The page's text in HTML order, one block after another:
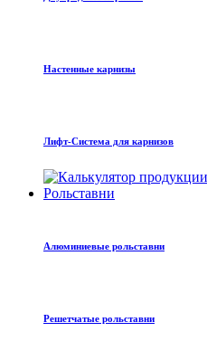
Настенные карнизы
Лифт-Система для карнизов
Рольставни
Алюминиевые рольставни
Решетчатые рольставни